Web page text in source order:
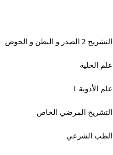
التشريح 2 الصدر و البطن و الحوض
علم الخلية
علم الأدوية 1
التشريح المرضي الخاص
الطب الشرعي